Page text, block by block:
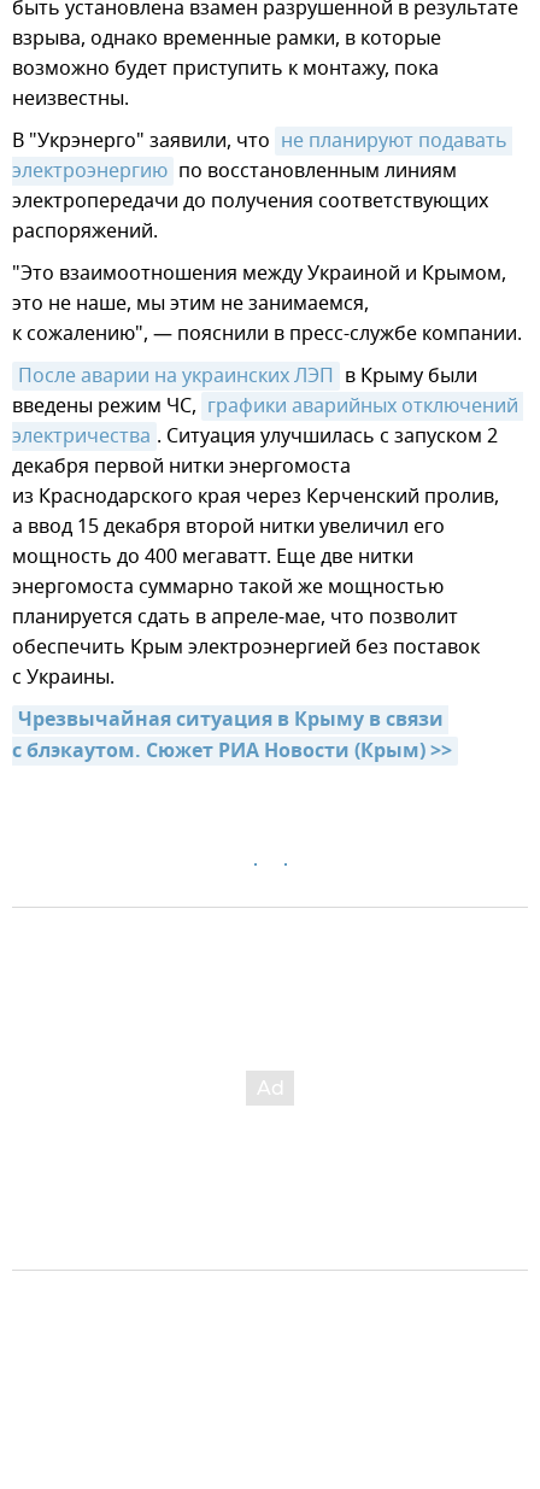
быть установлена взамен разрушенной в результате
взрыва, однако временные рамки, в которые
возможно будет приступить к монтажу, пока
неизвестны.
В "Укрэнерго" заявили, что не планируют подавать
электроэнергию по восстановленным линиям
электропередачи до получения соответствующих
распоряжений.
"Это взаимоотношения между Украиной и Крымом,
это не наше, мы этим не занимаемся,
к сожалению", — пояснили в пресс-службе компании.
После аварии на украинских ЛЭП в Крыму были
введены режим ЧС, графики аварийных отключений
электричества . Ситуация улучшилась с запуском 2
декабря первой нитки энергомоста
из Краснодарского края через Керченский пролив,
а ввод 15 декабря второй нитки увеличил его
мощность до 400 мегаватт. Еще две нитки
энергомоста суммарно такой же мощностью
планируется сдать в апреле-мае, что позволит
обеспечить Крым электроэнергией без поставок
с Украины.
Чрезвычайная ситуация в Крыму в связи
с блэкаутом. Сюжет РИА Новости (Крым) >>